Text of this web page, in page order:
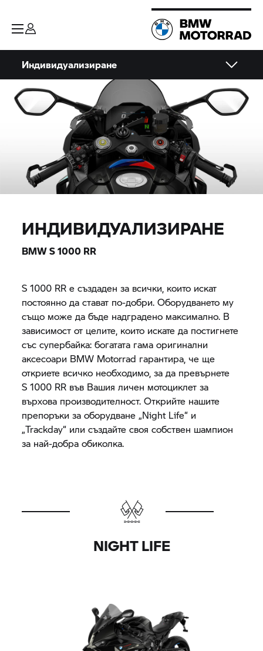
Индивидуализиране
ИНДИВИДУАЛИЗИРАНЕ
BMWS 1000 RR
S 1000 RR е създаден за всички, които искат
постоянно да стават по-добри. Оборудването му
също може да бъде надградено максимално. В
зависимост от целите, които искате да постигнете
със супербайка: богатата гама оригинални
аксесоари BMW Motorrad гарантира, че ще
откриете всичко необходимо, за да превърнете
S 1000 RR във Вашия личен мотоциклет за
върхова производителност. Открийте нашите
препоръки за оборудване „Night Life“ и
„Trackday“ или създайте своя собствен шампион
за най-добра обиколка.
NIGHT LIFE